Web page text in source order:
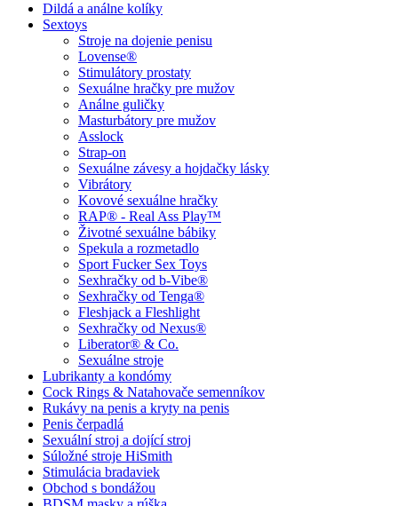
Dildá a análne kolíky
Sextoys
Stroje na dojenie penisu
Lovense®
Stimulátory prostaty
Sexuálne hračky pre mužov
Análne guličky
Masturbátory pre mužov
Asslock
Strap-on
Sexuálne závesy a hojdačky lásky
Vibrátory
Kovové sexuálne hračky
RAP® - Real Ass Play™
Životné sexuálne bábiky
Spekula a rozmetadlo
Sport Fucker Sex Toys
Sexhračky od b-Vibe®
Sexhračky od Tenga®
Fleshjack a Fleshlight
Sexhračky od Nexus®
Liberator® & Co.
Sexuálne stroje
Lubrikanty a kondómy
Cock Rings & Natahovače semenníkov
Rukávy na penis a kryty na penis
Penis čerpadlá
Sexuální stroj a dojící stroj
Súložné stroje HiSmith
Stimulácia bradaviek
Obchod s bondážou